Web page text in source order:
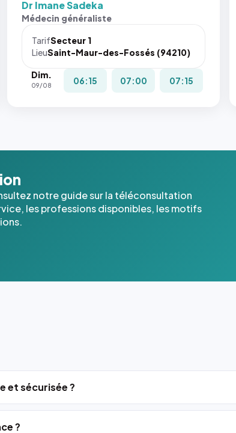
Sans ces
navigateur
pas la
place, et
cas. #}
Dr Imane Sadeka
Médecin généraliste
TarifSecteur 1
LieuSaint-Maur-des-Fossés (94210)
Dim.
09/08 06:15 07:00 07:15
notre guide sur la téléconsultation
les professions disponibles, les motifs
et sécurisée ?
?